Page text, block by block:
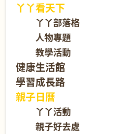
丫丫看天下
丫丫部落格
人物專題
教學活動
健康生活館
學習成長路
親子日曆
丫丫活動
親子好去處